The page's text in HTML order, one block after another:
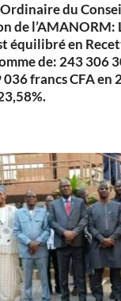
du
de l’AMANORM:
équilibré en
de: 243 306
francs CFA en